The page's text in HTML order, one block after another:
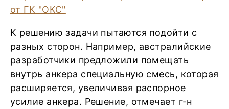
К решению задачи пытаются подойти с
разных сторон. Например, австралийские
разработчики предложили помещать
внутрь анкера специальную смесь, которая
расширяется, увеличивая распорное
усилие анкера. Решение, отмечает г-н